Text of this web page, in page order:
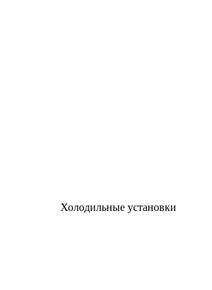
Холодильные установки